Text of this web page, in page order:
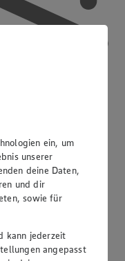
ein, um
unserer
deine Daten,
und dir
sowie für
kann jederzeit
angepasst